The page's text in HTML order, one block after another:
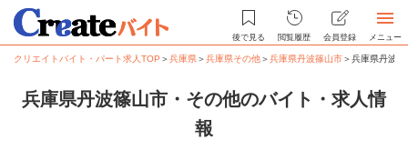
後で見る 閲覧履歴 会員登録 メニュー
クリエイトバイト・パート求人TOP ＞兵庫県＞兵庫県その他＞兵庫県丹波篠山市＞兵庫県丹波
兵庫県丹波篠山市・その他のバイト・求人情
報